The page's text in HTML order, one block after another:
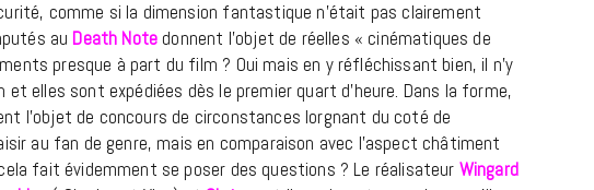
comme si la dimension fantastique n’était pas clairement
auDeath Note donnent l’objet de réelles « cinématiques de
presque à part du film ? Oui mais en y réfléchissant bien, il n’y
et elles sont expédiées dès le premier quart d’heure. Dans la forme,
l’objet de concours de circonstances lorgnant du coté de
au fan de genre, mais en comparaison avec l’aspect châtiment
fait évidemment se poser des questions ? Le réalisateur Wingard